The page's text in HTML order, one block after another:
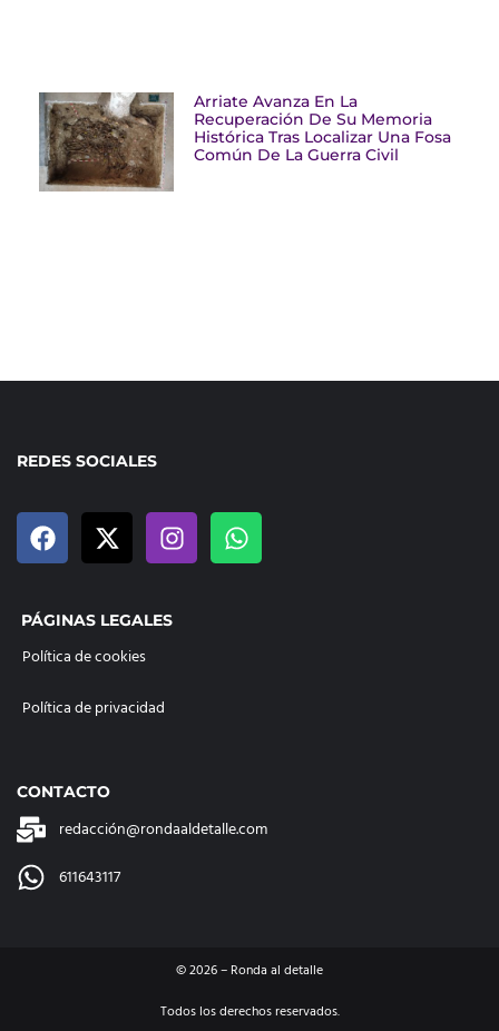
Arriate Avanza En La
Recuperación De Su Memoria
Histórica Tras Localizar Una Fosa
Común De La Guerra Civil
REDES SOCIALES
PÁGINAS LEGALES
Política de cookies
Política de privacidad
CONTACTO
redacción@rondaaldetalle.com
611643117
©2026– Ronda al detalle
Todos los derechos reservados.